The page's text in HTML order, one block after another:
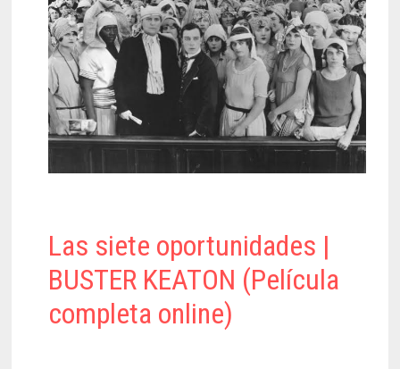
Las siete oportunidades |
BUSTER KEATON (Película
completa online)